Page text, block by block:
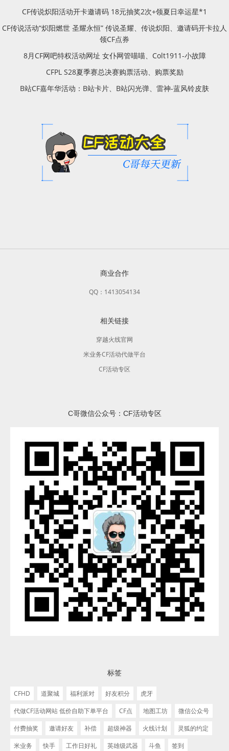
CF传说炽阳活动开卡邀请码 18元抽奖2次+领夏日幸运星*1
CF传说活动“炽阳燃世 圣耀永恒” 传说圣耀、传说炽阳、邀请码开卡拉人
领CF点券
8月CF网吧特权活动网址 女仆网管喵喵、Colt1911-小故障
CFPL S28夏季赛总决赛购票活动、购票奖励
B站CF嘉年华活动：B站卡片、B站闪光弹、雷神-蓝风铃皮肤
商业合作
QQ：1413054134
相关链接
穿越火线官网
米业务CF活动代做平台
CF活动专区
C哥微信公众号：CF活动专区
标签
CFHD 道聚城 福利派对 好友积分
虎牙
代做CF活动网站 低价自助下单平台
CF点 地图工坊
微信公众号
付费抽奖
邀请好友 补偿 超级神器 火线计划
灵狐的约定
米业务
快手 工作日好礼 英雄级武器 斗鱼 签到